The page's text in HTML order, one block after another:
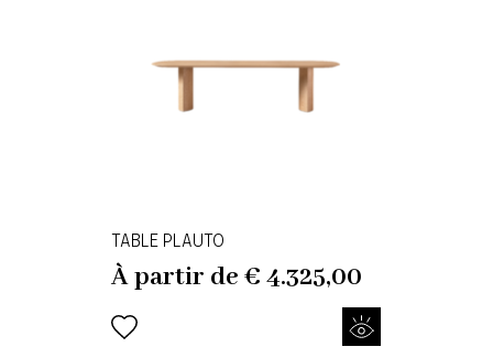
TABLE PLAUTO
À partir de€ 4.325,00